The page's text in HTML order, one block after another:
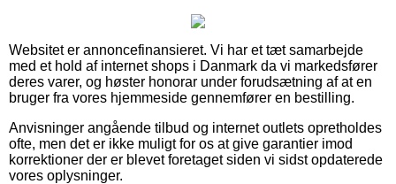
Websitet er annoncefinansieret. Vi har et tæt samarbejde
med et hold af internet shops i Danmark da vi markedsfører
deres varer, og høster honorar under forudsætning af at en
bruger fra vores hjemmeside gennemfører en bestilling.
Anvisninger angående tilbud og internet outlets opretholdes
ofte, men det er ikke muligt for os at give garantier imod
korrektioner der er blevet foretaget siden vi sidst opdaterede
vores oplysninger.